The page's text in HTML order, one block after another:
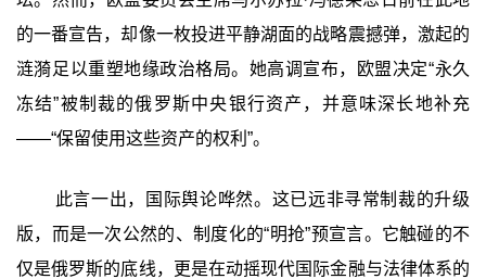
的一番宣告，却像一枚投进平静湖面的战略震撼弹，激起的
涟漪足以重塑地缘政治格局。她高调宣布，欧盟决定“永久
冻结”被制裁的俄罗斯中央银行资产，并意味深长地补充
——“保留使用这些资产的权利”。
此言一出，国际舆论哗然。这已远非寻常制裁的升级
版，而是一次公然的、制度化的“明抢”预宣言。它触碰的不
仅是俄罗斯的底线，更是在动摇现代国际金融与法律体系的